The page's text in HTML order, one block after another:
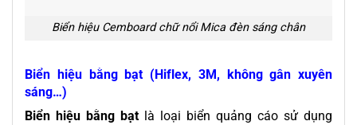
Biển hiệu Cemboard chữ nổi Mica đèn sáng chân
Biển hiệu bằng bạt (Hiflex, 3M, không gân xuyên
sáng…)
Biển hiệu bằng bạt là loại biển quảng cáo sử dụng